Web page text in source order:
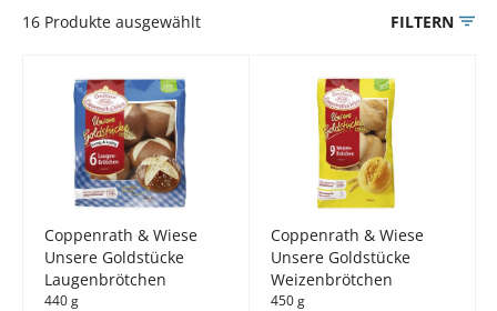
16 Produkte ausgewählt FILTERN
Coppenrath & Wiese
Unsere Goldstücke
Laugenbrötchen
440 g
Coppenrath & Wiese
Unsere Goldstücke
Weizenbrötchen
450 g